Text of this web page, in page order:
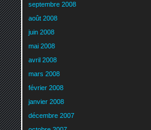
septembre 2008
août 2008
juin 2008
mai 2008
avril 2008
mars 2008
février 2008
janvier 2008
décembre 2007